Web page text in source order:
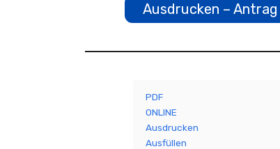
Ausdrucken – Antrag
PDF
ONLINE
Ausdrucken
Ausfüllen